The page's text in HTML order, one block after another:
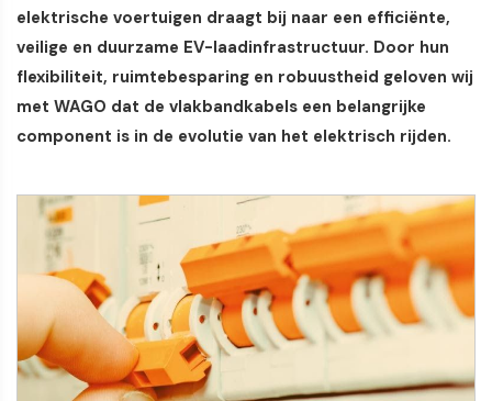
elektrische voertuigen draagt bij naar een efficiënte,
veilige en duurzame EV-laadinfrastructuur. Door hun
flexibiliteit, ruimtebesparing en robuustheid geloven wij
met WAGO dat de vlakbandkabels een belangrijke
component is in de evolutie van het elektrisch rijden.